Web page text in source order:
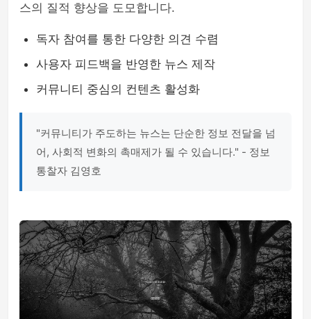
스의 질적 향상을 도모합니다.
독자 참여를 통한 다양한 의견 수렴
사용자 피드백을 반영한 뉴스 제작
커뮤니티 중심의 컨텐츠 활성화
"커뮤니티가 주도하는 뉴스는 단순한 정보 전달을 넘
어, 사회적 변화의 촉매제가 될 수 있습니다." - 정보
통찰자 김영호